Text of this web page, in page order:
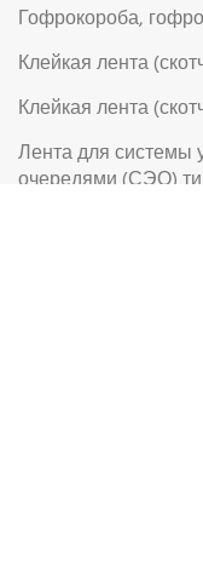
Гофрокороба,
Клейкая лента
Клейкая лента
Лента для системы
очередями (СЭО)